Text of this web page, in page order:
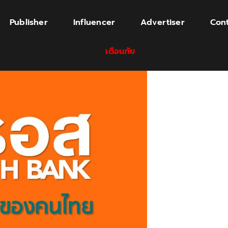
Publisher Influencer Advertiser
เตือนภัย